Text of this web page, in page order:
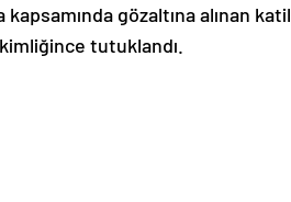
gözaltına alınan katil
tutuklandı.